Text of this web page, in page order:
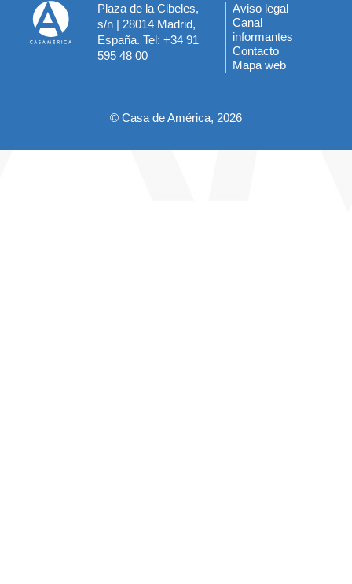
Plaza de la Cibeles,
s/n | 28014 Madrid,
España. Tel: +34 91
595 48 00
Menú
del
pie
Aviso legal
Canal
informantes
Contacto
Mapa web
© Casa de América, 2026